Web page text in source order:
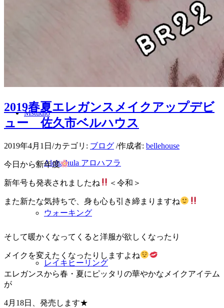
Mstudio
Aloha hula アロハフラ
ウォーキング
レイキヒーリング
2019春夏エレガンスメイクアップデビ
ュー 佐久市ベルハウス
2019年4月1日 /カテゴリ: ブログ /作成者: bellehouse
今日から新年度
新年号も発表されましたね ＜令和＞
また新たな気持ちで、身も心も引き締まりますね
そして暖かくなってくると洋服が欲しくなったり
メイクを変えたくなったりしますよね
エレガンスから春・夏にピッタリの華やかなメイクアイテム
が
4月18日、発売します★